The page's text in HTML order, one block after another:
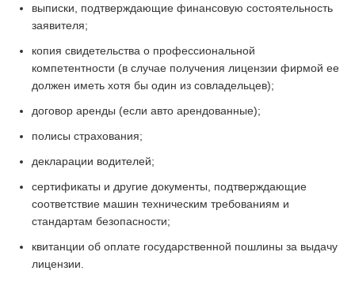
выписки, подтверждающие финансовую состоятельность
заявителя;
копия свидетельства о профессиональной
компетентности (в случае получения лицензии фирмой ее
должен иметь хотя бы один из совладельцев);
договор аренды (если авто арендованные);
полисы страхования;
декларации водителей;
сертификаты и другие документы, подтверждающие
соответствие машин техническим требованиям и
стандартам безопасности;
квитанции об оплате государственной пошлины за выдачу
лицензии.